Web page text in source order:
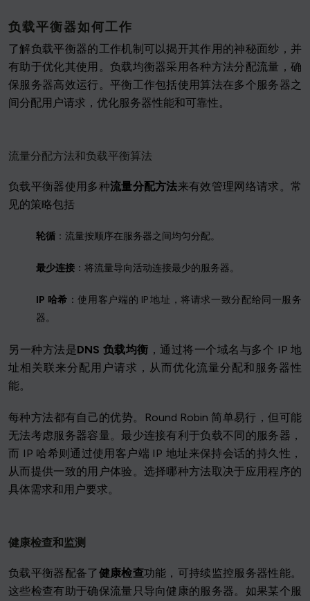
负载平衡器如何工作
了解负载平衡器的工作机制可以揭开其作用的神秘面纱，并
有助于优化其使用。负载均衡器采用各种方法分配流量，确
保服务器高效运行。平衡工作包括使用算法在多个服务器之
间分配用户请求，优化服务器性能和可靠性。
流量分配方法和负载平衡算法
负载平衡器使用多种流量分配方法来有效管理网络请求。常
见的策略包括
轮循 ：流量按顺序在服务器之间均匀分配。
最少连接 ：将流量导向活动连接最少的服务器。
IP 哈希 ：使用客户端的 IP 地址，将请求一致分配给同一服务
器。
另一种方法是DNS 负载均衡 ，通过将一个域名与多个 IP 地
址相关联来分配用户请求，从而优化流量分配和服务器性
能。
每种方法都有自己的优势。Round Robin 简单易行，但可能
无法考虑服务器容量。最少连接有利于负载不同的服务器，
而 IP 哈希则通过使用客户端 IP 地址来保持会话的持久性，
从而提供一致的用户体验。选择哪种方法取决于应用程序的
具体需求和用户要求。
健康检查和监测
负载平衡器配备了健康检查功能，可持续监控服务器性能。
这些检查有助于确保流量只导向健康的服务器。如果某个服